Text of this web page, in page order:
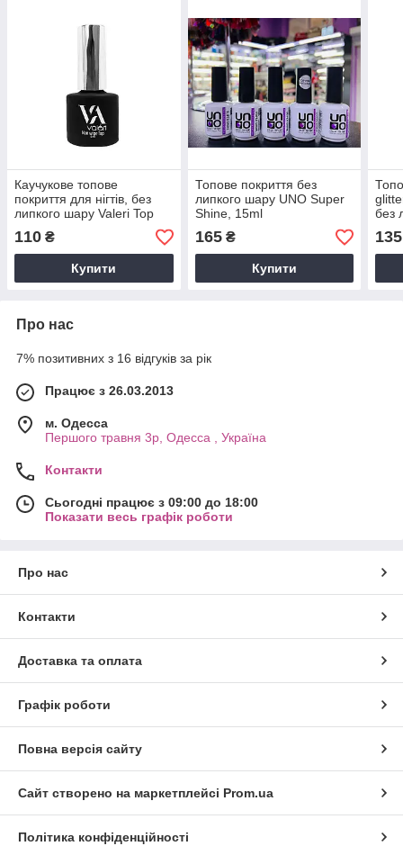
Каучукове топове
покриття для нігтів, без
липкого шару Valeri Top
No Wipe 6 мл
110 ₴
Купити
Топове покриття без
липкого шару UNO Super
Shine, 15ml
165₴
Купити
без
135
Про нас
7% позитивних з 16 відгуків за рік
Працює з 26.03.2013
м. Одесса
Першого травня 3р, Одесса , Україна
Контакти
Сьогодні працює з 09:00 до 18:00
Показати весь графік роботи
Про нас
Контакти
Доставка та оплата
Графік роботи
Повна версія сайту
Сайт створено на маркетплейсі Prom.ua
Політика конфіденційності